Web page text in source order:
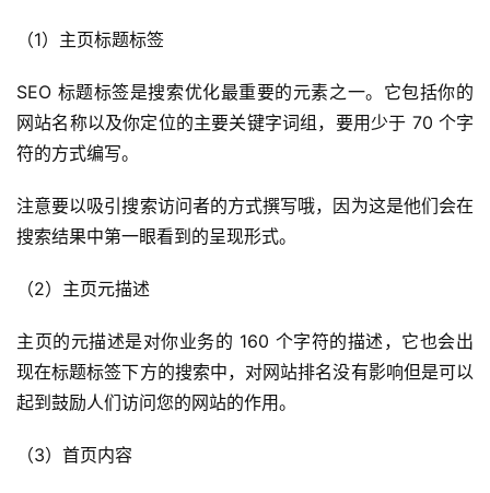
首
页
全
开
店
境
（1）主页标题标签
SEO 标题标签是搜索优化最重要的元素之一。它包括你的
网站名称以及你定位的主要关键字词组，要用少于 70 个字
符的方式编写。
注意要以吸引搜索访问者的方式撰写哦，因为这是他们会在
搜索结果中第一眼看到的呈现形式。
（2）主页元描述
主页的元描述是对你业务的 160 个字符的描述，它也会出
现在标题标签下方的搜索中，对网站排名没有影响但是可以
起到鼓励人们访问您的网站的作用。
（3）首页内容